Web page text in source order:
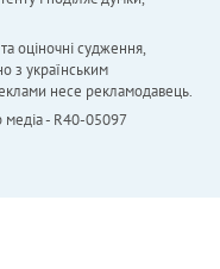
оціночні судження,
з українським
несе рекламодавець.
медіа - R40-05097